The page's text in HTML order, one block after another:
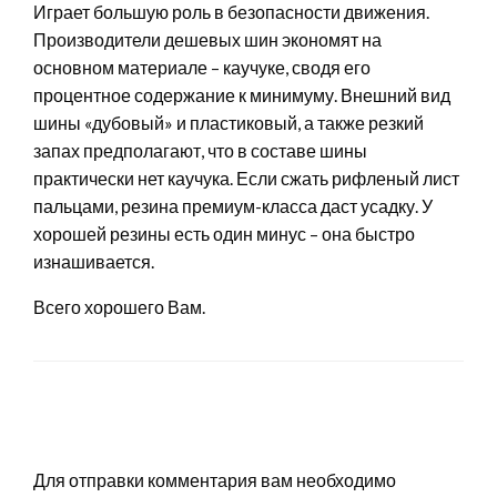
Играет большую роль в безопасности движения.
Производители дешевых шин экономят на
основном материале – каучуке, сводя его
процентное содержание к минимуму. Внешний вид
шины «дубовый» и пластиковый, а также резкий
запах предполагают, что в составе шины
практически нет каучука. Если сжать рифленый лист
пальцами, резина премиум-класса даст усадку. У
хорошей резины есть один минус – она быстро
изнашивается.
Всего хорошего Вам.
Для отправки комментария вам необходимо